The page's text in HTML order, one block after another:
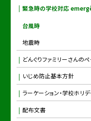
緊急時の学校対応
台風時
地震時
どんぐりファミリーさんの
いじめ防止基本方針
ラーケーション・学校ホリ
配布文書